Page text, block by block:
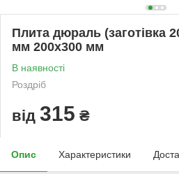
Плита дюраль (заготівка
мм 200х300 мм
В наявності
Роздріб
від 315 ₴
Опис Характеристики